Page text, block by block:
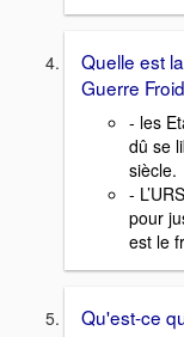
Quelle est
Guerre
- les
dû se
siècle.
-
pour
est le
Qu'est-ce